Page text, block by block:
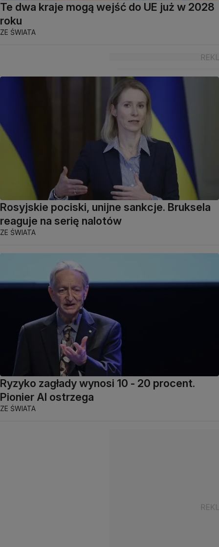
Te dwa kraje mogą wejść do UE już w 2028
roku
ZE ŚWIATA
Rosyjskie pociski, unijne sankcje. Bruksela
reaguje na serię nalotów
ZE ŚWIATA
Ryzyko zagłady wynosi 10 - 20 procent.
Pionier AI ostrzega
ZE ŚWIATA